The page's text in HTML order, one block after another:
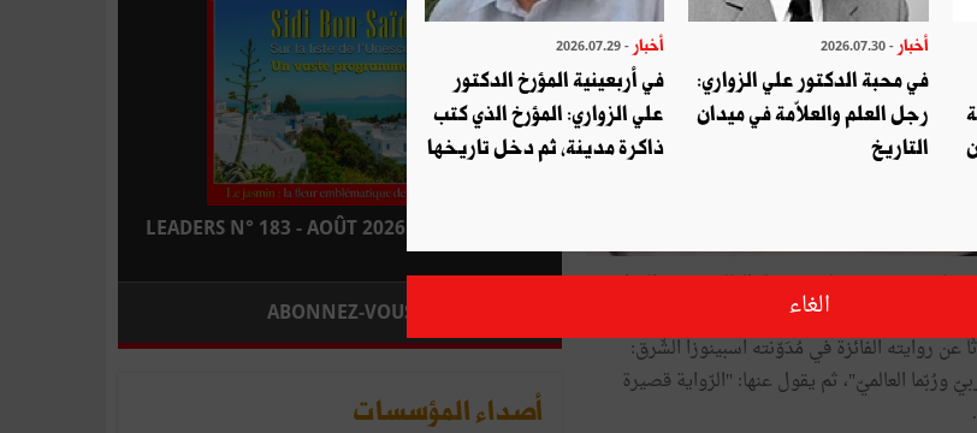
أعلنت مؤسّسة ناجي نعمان الأدبيّة عن نتائج موسمها (الثّامن عشر)، والتي تسابقت فيه 78 دولة من دول العالم، وبفوز الرّوائيّ
روايته الفائزة في مُدَوّنته اسبينوزا الشّرق:
ورُبّما العالميّ"، ثم يقول عنها: "الرّواية قصيرة
LEADERS N° 183 - AOÛT 2026 : EN KIOSQUE
ABONNEZ-VOUS
أصداء المؤسسات
أخبار - 2026.07.30
في محبة الدكتور علي الزواري:
رجل العلم والعلاّمة في ميدان
التاريخ
أخبار - 2026.07.29
في أربعينية المؤرخ الدكتور
علي الزواري: المؤرخ الذي كتب
ذاكرة مدينة، ثم دخل تاريخها
الغاء